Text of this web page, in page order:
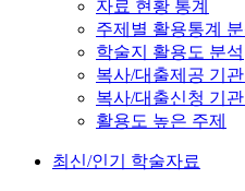
자료 현황 통계
주제별 활용통계
학술지 활용도 분석
복사/대출제공 기
복사/대출신청 기
활용도 높은 주제
최신/인기 학술자료